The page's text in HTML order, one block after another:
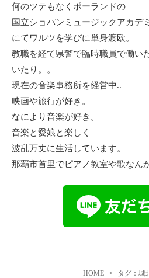
何のツテもなくポーランドの
国立ショパンミュージックアカデ
にてワルツを学びに単身渡欧。
教職を経て県警で臨時職員で働い
いたり。。
現在の音楽事務所を経営中..
映画や旅行が好き。
なにより音楽が好き。
音楽と愛娘と楽しく
波乱万丈に生活しています。
那覇市首里でピアノ教室や歌なん
HOME タグ：城